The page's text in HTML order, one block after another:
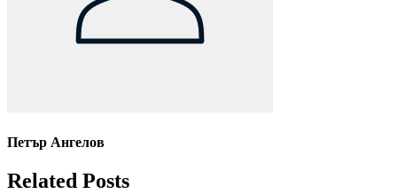
Петър Ангелов
Related Posts